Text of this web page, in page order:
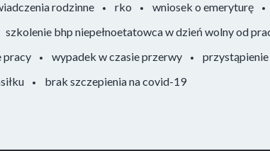
rodzinne rko wniosek o emeryturę
szkolenie bhp niepełnoetatowca w dzień wolny od
pracy wypadek w czasie przerwy
brak szczepienia na covid-19